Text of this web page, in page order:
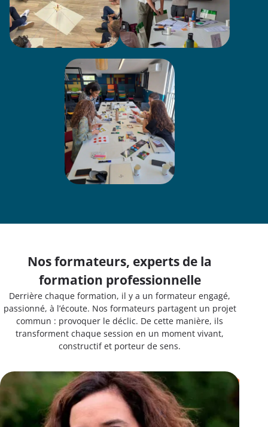
Nos formateurs, experts de la
formation professionnelle
Derrière chaque formation, il y a un formateur engagé,
passionné, à l’écoute. Nos formateurs partagent un projet
commun : provoquer le déclic. De cette manière, ils
transforment chaque session en un moment vivant,
constructif et porteur de sens.